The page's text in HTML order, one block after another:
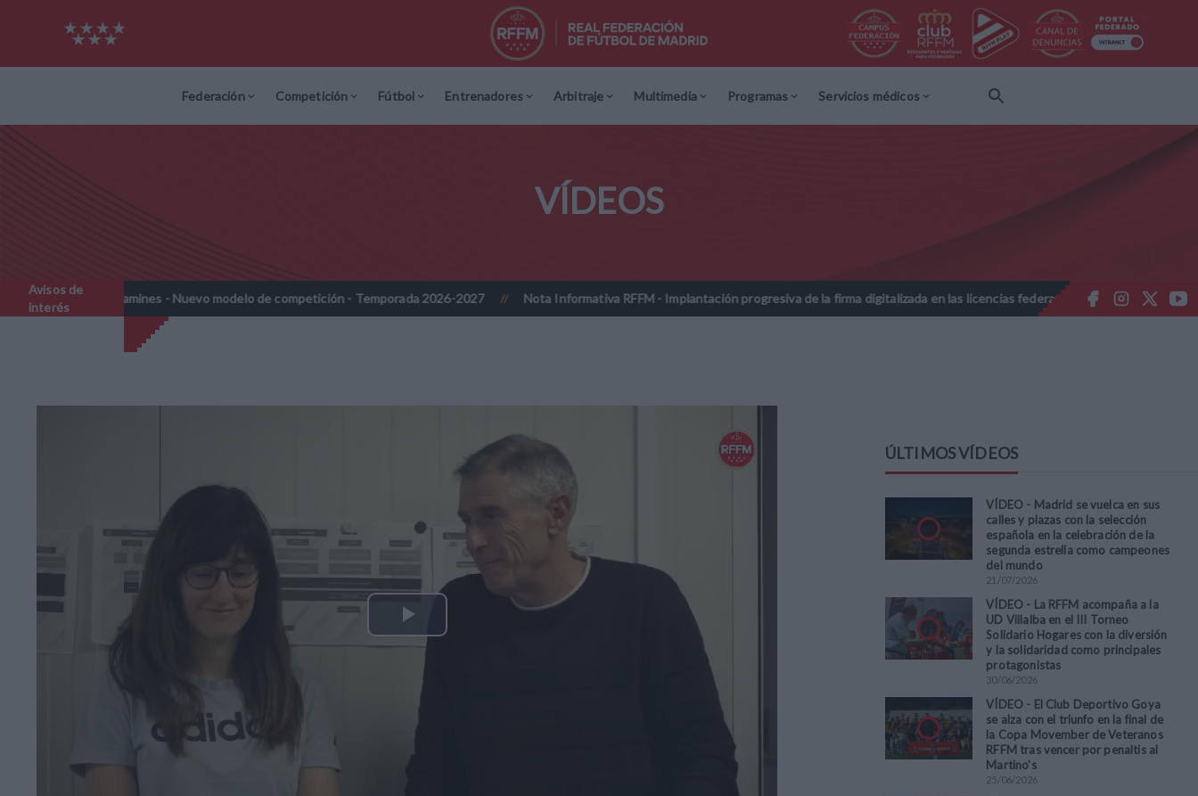
Federación Competición Fútbol Entrenadores Arbitraje Multimedia Programas Servicios médicos
VÍDEOS
Avisos de
interés
Prebenjamines - Nuevo modelo de competición - Temporada 2026-2027 // Nota Informativa RFFM - Implantación progresiva de la firma digitalizada en las licencias federativas - Temporada 2026-2027 //
Play
Video
ÚLTIMOS VÍDEOS
VÍDEO - Madrid se vuelca en sus
calles y plazas con la selección
española en la celebración de la
segunda estrella como campeones
del mundo
21 /07/2026
VÍDEO - La RFFM acompaña a la
UD Villalba en el III Torneo
Solidario Hogares con la diversión
y la solidaridad como principales
protagonistas
30/06/2026
VÍDEO - El Club Deportivo Goya
se alza con el triunfo en la final de
la Copa Movember de Veteranos
RFFM tras vencer por penaltis al
Martino's
25/06/2026